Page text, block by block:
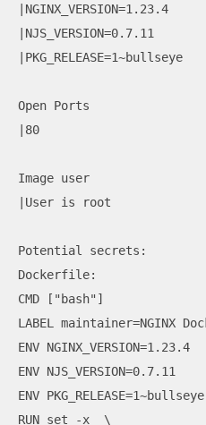
|NGINX_VERSION=1.23.4
|NJS_VERSION=0.7.11
|PKG_RELEASE=1~bullseye
Open Ports
|80
Image user
|User is root
Potential secrets:
Dockerfile:
CMD ["bash"]
LABEL maintainer=NGINX
ENV NGINX_VERSION=1.23.4
ENV NJS_VERSION=0.7.11
ENV PKG_RELEASE=1~bullseye
RUN set -x  \